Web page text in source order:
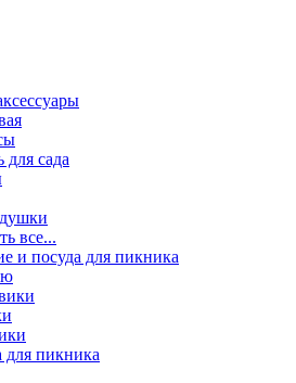
для сада
все...
и посуда для пикника
для пикника